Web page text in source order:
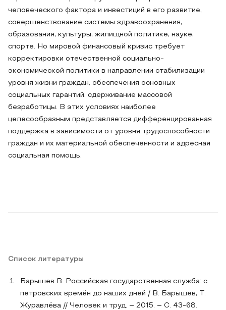
человеческого фактора и инвестиций в его развитие,
совершенствование системы здравоохранения,
образования, культуры, жилищной политике, науке,
спорте. Но мировой финансовый кризис требует
корректировки отечественной социально-
экономической политики в направлении стабилизации
уровня жизни граждан, обеспечения основных
социальных гарантий, сдерживание массовой
безработицы. В этих условиях наиболее
целесообразным представляется дифференцированная
поддержка в зависимости от уровня трудоспособности
граждан и их материальной обеспеченности и адресная
социальная помощь.
Список литературы
Барышев В. Российская государственная служба: с
петровских времён до наших дней / В. Барышев, Т.
Журавлёва // Человек и труд. – 2015. – С. 43-68.